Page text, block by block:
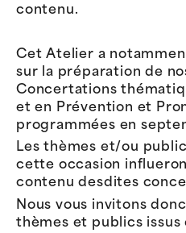
contenu.
Cet Atelier a
sur la préparation de
Concertations
et en Prévention et
programmées en
Les thèmes et/ou
cette occasion
contenu desdites
Nous vous invitons
thèmes et publics issus